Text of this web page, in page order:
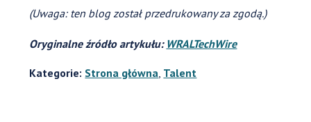
(Uwaga: ten blog został przedrukowany za zgodą.)
Oryginalne źródło artykułu: WRALTechWire
Kategorie: Strona główna Talent